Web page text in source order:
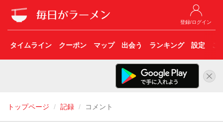
登録/ログイン
タイムライン クーポン マップ 出会う ランキング 設定 こ
トップページ 記録 コメント